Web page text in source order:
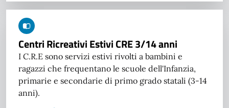
Centri Ricreativi Estivi CRE 3/14 anni
I C.R.E sono servizi estivi rivolti a bambini e
ragazzi che frequentano le scuole dell'Infanzia,
primarie e secondarie di primo grado statali (3-14
anni).